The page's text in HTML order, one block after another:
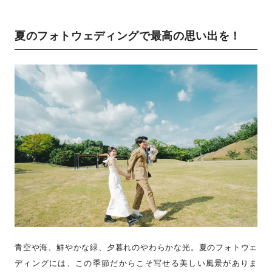
夏のフォトウェディングで最高の思い出を！
青空や海、鮮やかな緑、夕暮れのやわらかな光。夏のフォトウェ
ディングには、この季節だからこそ写せる美しい風景がありま